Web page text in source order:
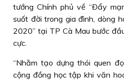
tướng Chính phủ về “Ðẩy
suốt đời trong gia đình, dòng
2020” tại TP Cà Mau bước
cực.
“Nhằm tạo dựng thói quen
cộng đồng học tập khi văn